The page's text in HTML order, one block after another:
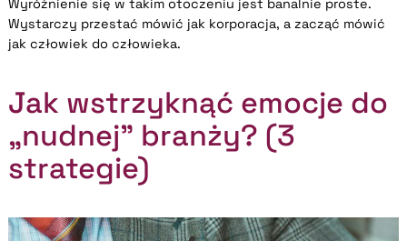
Wyróżnienie się w takim otoczeniu jest banalnie proste.
Wystarczy przestać mówić jak korporacja, a zacząć mówić
jak człowiek do człowieka.
Jak wstrzyknąć emocje do
„nudnej” branży? (3
strategie)